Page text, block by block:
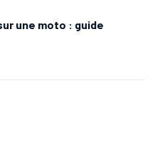
une moto : guide